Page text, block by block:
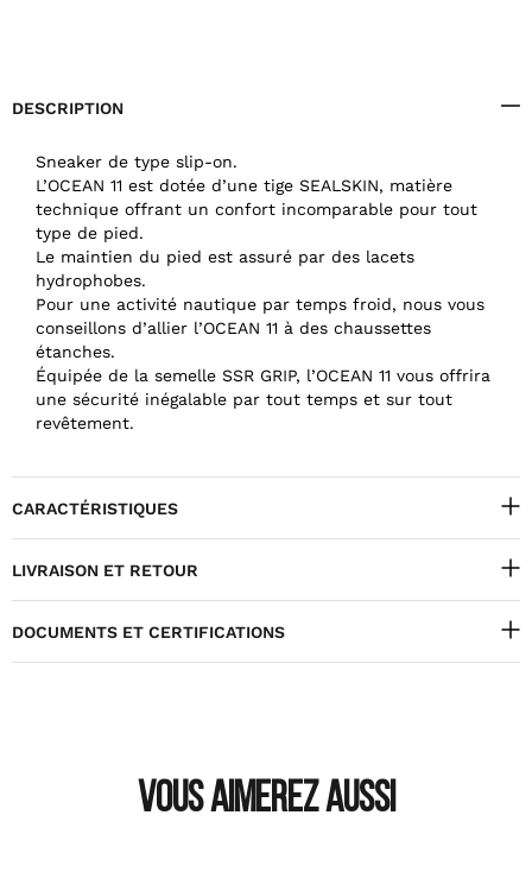
DESCRIPTION
Sneaker de type slip-on.
L’OCEAN 11 est dotée d’une tige SEALSKIN, matière
technique offrant un confort incomparable pour tout
type de pied.
Le maintien du pied est assuré par des lacets
hydrophobes.
Pour une activité nautique par temps froid, nous vous
conseillons d’allier l’OCEAN 11 à des chaussettes
étanches.
Équipée de la semelle SSR GRIP, l’OCEAN 11 vous offrira
une sécurité inégalable par tout temps et sur tout
revêtement.
CARACTÉRISTIQUES
LIVRAISON ET RETOUR
DOCUMENTS ET CERTIFICATIONS
VOUS AIMEREZ AUSSI